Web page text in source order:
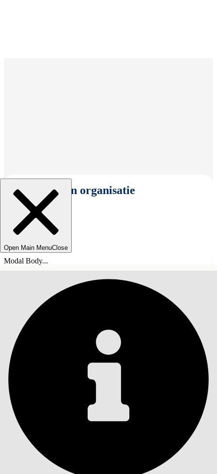
Selecteer een organisatie
Open Main MenuClose
Modal Body...
INHOUDSOPGAVE
Zoeken